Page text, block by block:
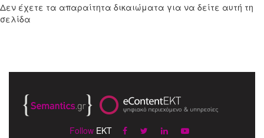
Δεν έχετε τα απαραίτητα δικαιώματα για να δείτε αυτή τη
σελίδα
Follow EKT